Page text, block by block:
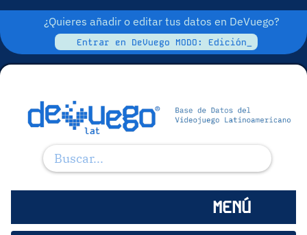
¿Quieres añadir o editar tus datos en DeVuego?
Entrar en DeVuego MODO: Edición_
MENÚ